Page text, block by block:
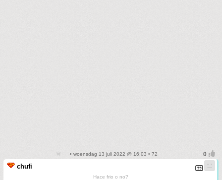
• woensdag 13 juli 2022 @ 16:03 • 72
chufi
Hace frio o no?